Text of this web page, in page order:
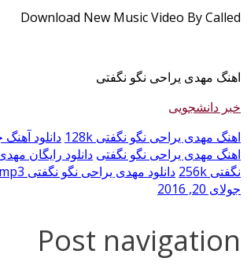
Download New Music Video By Called
اهنگ مهدی یراحی نگو نگفتی
خبر دانشجویی
اهنگ مهدی یراحی نگو نگفتی 128k
دانلود
اهنگ مهدی یراحی نگو نگفتی دانلود رایگان
نگفتی 256k
دانلود مهدی یراحی نگو نگفتی mp3
جولای 20, 2016
Post navigation